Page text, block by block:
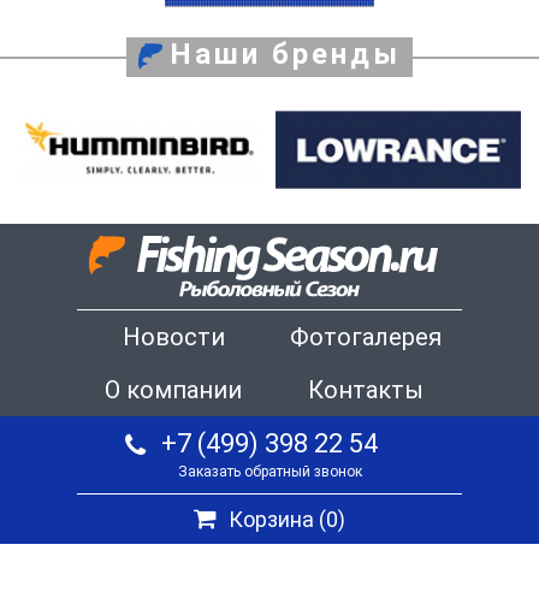
Наши бренды
Новости
Фотогалерея
О компании
Контакты
+7 (499) 398 22 54
Заказать обратный звонок
Корзина (0)